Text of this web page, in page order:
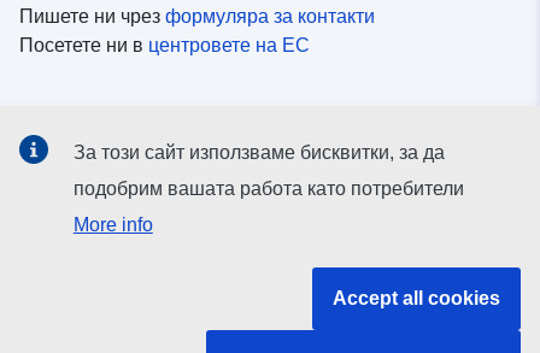
Пишете ни чрез формуляра за контакти
Посетете ни в центровете на ЕС
Вижте профили на ЕС в социалните медии
Институции и органи на ЕС
За този сайт използваме бисквитки, за да
подобрим вашата работа като потребители
More info
Accept all cookies